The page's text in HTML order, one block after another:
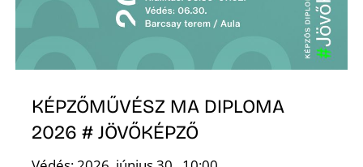
KÉPZŐMŰVÉSZ MA DIPLOMA
2026 # JÖVŐKÉPZŐ